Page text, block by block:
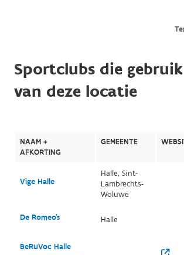
Sportclubs die
van deze locatie
NAAM +
AFKORTING
GEMEENTE
Vige Halle
Halle, Sint-
Lambrechts-
Woluwe
De Romeo's Halle
BeRuVoc Halle